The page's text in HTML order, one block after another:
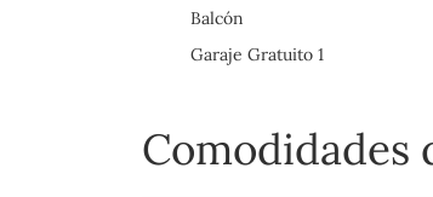
Balcón
Garaje Gratuito 1
Comodidades